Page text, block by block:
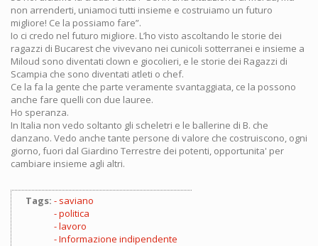
non arrenderti, uniamoci tutti insieme e costruiamo un futuro
migliore! Ce la possiamo fare”.
Io ci credo nel futuro migliore. L’ho visto ascoltando le storie dei
ragazzi di Bucarest che vivevano nei cunicoli sotterranei e insieme a
Miloud sono diventati clown e giocolieri, e le storie dei Ragazzi di
Scampia che sono diventati atleti o chef.
Ce la fa la gente che parte veramente svantaggiata, ce la possono
anche fare quelli con due lauree.
Ho speranza.
In Italia non vedo soltanto gli scheletri e le ballerine di B. che
danzano. Vedo anche tante persone di valore che costruiscono, ogni
giorno, fuori dal Giardino Terrestre dei potenti, opportunita' per
cambiare insieme agli altri.
Tags:
saviano
politica
lavoro
Informazione indipendente